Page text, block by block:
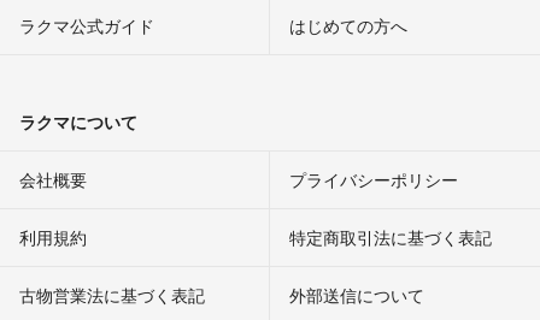
ラクマ公式ガイド はじめての方へ
ラクマについて
会社概要 プライバシーポリシー
利用規約 特定商取引法に基づく表記
古物営業法に基づく表記 外部送信について